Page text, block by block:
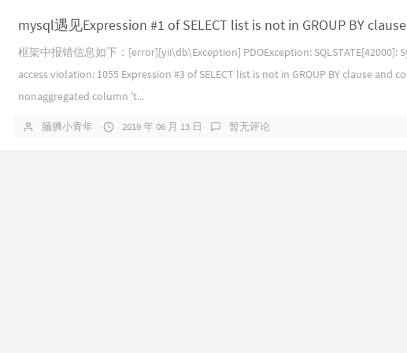
框架中报错信息如下：[error][yii\db\Exception] PDOException: SQLSTATE[42000]:
access violation: 1055 Expression #3 of SELECT list is not in GROUP BY clause and
nonaggregated column 't...
腼腆小青年 2019 年 06 月 13 日 暂无评论